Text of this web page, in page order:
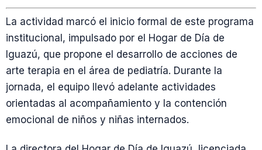
La actividad marcó el inicio formal de este programa
institucional, impulsado por el Hogar de Día de
Iguazú, que propone el desarrollo de acciones de
arte terapia en el área de pediatría. Durante la
jornada, el equipo llevó adelante actividades
orientadas al acompañamiento y la contención
emocional de niños y niñas internados.